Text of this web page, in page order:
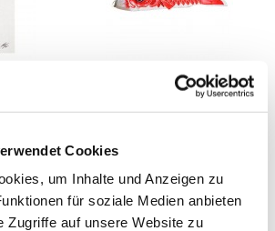
Cookies
um Inhalte und Anzeigen zu
für soziale Medien anbieten
Zugriffe auf unsere Website zu
Wind Koi - Koinobori Rot
Zum Produkt